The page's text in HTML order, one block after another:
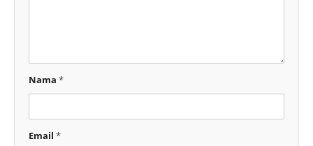
Nama *
Email *